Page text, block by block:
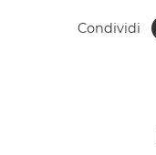
Condividi